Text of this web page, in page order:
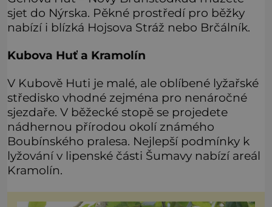
sjet do Nýrska. Pěkné prostředí pro běžky
nabízí i blízká Hojsova Stráž nebo Brčálník.
Kubova Huť a Kramolín
V Kubově Huti je malé, ale oblíbené lyžařské
středisko vhodné zejména pro nenáročné
sjezdaře. V běžecké stopě se projedete
nádhernou přírodou okolí známého
Boubínského pralesa. Nejlepší podmínky k
lyžování v lipenské části Šumavy nabízí areál
Kramolín.